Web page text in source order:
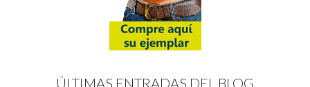
ÚLTIMAS ENTRADAS DEL BLOG